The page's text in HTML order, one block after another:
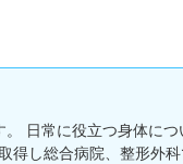
日常に役立つ身体に
得し総合病院、整形外